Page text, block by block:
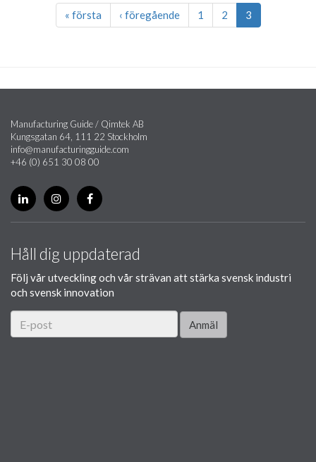
« första ‹ föregående 1 2 3
Manufacturing Guide / Qimtek AB
Kungsgatan 64, 111 22 Stockholm
info@manufacturingguide.com
+46 (0) 651 30 08 00
Håll dig uppdaterad
Följ vår utveckling och vår strävan att stärka svensk industri
och svensk innovation
Anmäl